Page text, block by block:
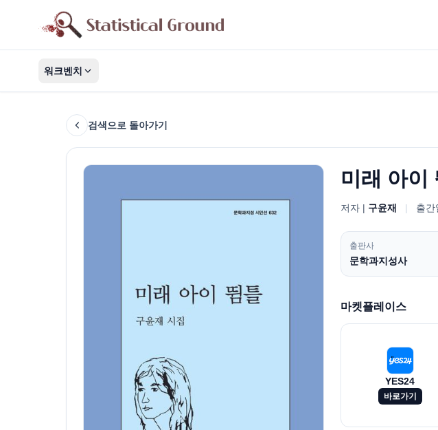
워크벤치
검색으로 돌아가기
미래 아이
저자 | 구윤재 | 출
출판사
문학과지성사
마켓플레이스
YES24
바로가기